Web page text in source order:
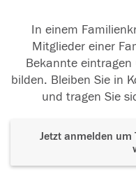
In einem
Mitglieder einer
Bekannte eintragen
bilden. Bleiben Sie in
und tragen Sie
Jetzt anmelden um